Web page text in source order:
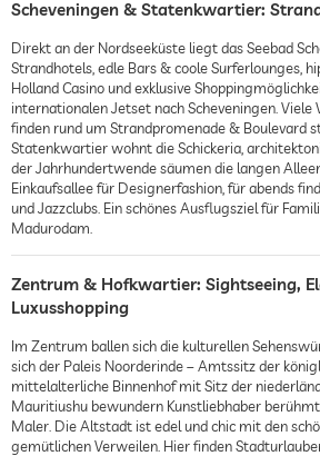
Scheveningen & Statenkwartier:
Direkt an der Nordseeküste liegt das Seebad
Strandhotels, edle Bars & coole Surferlounges,
Holland Casino und exklusive
internationalen Jetset nach Scheveningen.
finden rund um Strandpromenade & Boulevard
Statenkwartier wohnt die Schickeria,
der Jahrhundertwende säumen die langen
Einkaufsallee für Designerfashion, für abends
und Jazzclubs. Ein schönes Ausflugsziel für
Madurodam.
Zentrum & Hofkwartier: Sightseeing,
Luxusshopping
Im Zentrum ballen sich die kulturellen
sich der Paleis Noorderinde – Amtssitz der
mittelalterliche Binnenhof mit Sitz der
Mauritiushu bewundern Kunstliebhaber
Maler. Die Altstadt ist edel und chic mit den
gemütlichen Verweilen. Hier finden